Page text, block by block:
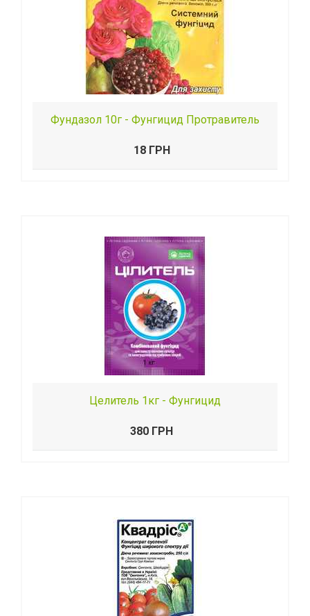
Фундазол 10г - Фунгицид Протравитель
18 ГРН
Целитель 1кг - Фунгицид
380 ГРН